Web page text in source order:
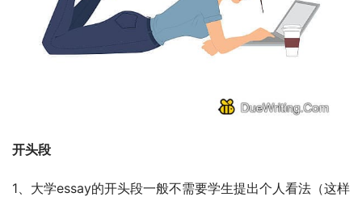
开头段
1、大学essay的开头段一般不需要学生提出个人看法（这样